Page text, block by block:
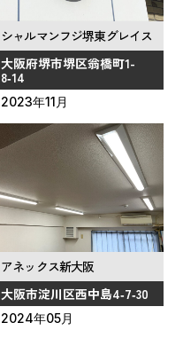
シャルマンフジ堺東グレイス
大阪府堺市堺区翁橋町1-
8‑14
2023年11月
アネックス新大阪
大阪市淀川区西中島4‑7‑30
2024年05月